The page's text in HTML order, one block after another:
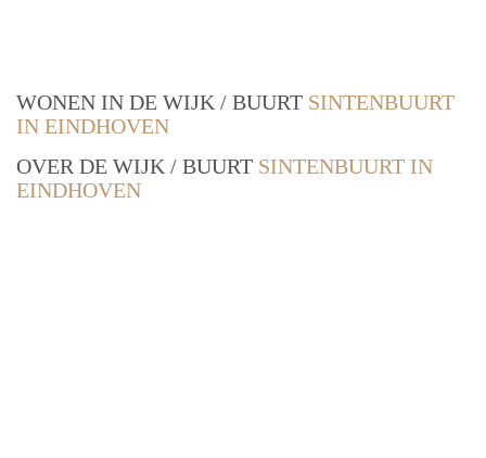
WONEN IN DE WIJK / BUURT SINTENBUURT
IN EINDHOVEN
OVER DE WIJK / BUURT SINTENBUURT IN
EINDHOVEN